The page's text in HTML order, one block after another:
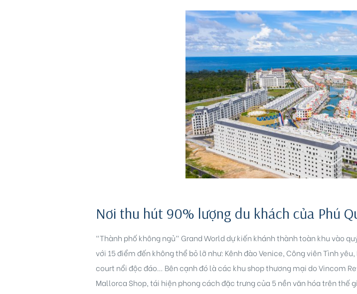
Nơi thu hút 90% lượng du khách của Phú
“Thành phố không ngủ” Grand World dự kiến khánh thành toàn khu vào
với 15 điểm đến không thể bỏ lỡ như: Kênh đào Venice, Công viên Tình
court nổi độc đáo… Bên cạnh đó là các khu shop thương mại do Vincom
Mallorca Shop, tái hiện phong cách đặc trưng của 5 nền văn hóa trên thế